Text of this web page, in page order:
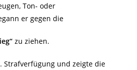
Ton- oder
er gegen die
zu ziehen.
Strafverfügung und zeigte die